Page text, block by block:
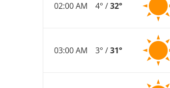
02:00 AM 4° /32°
03:00 AM 3° /31°